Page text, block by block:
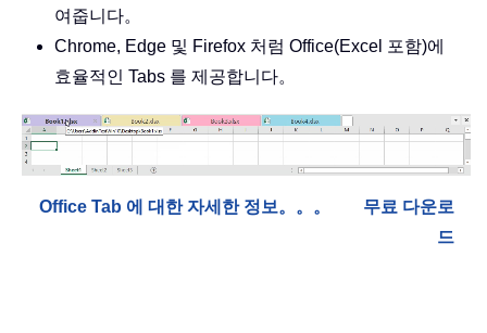
여줍니다。
Chrome, Edge 및 Firefox 처럼 Office(Excel 포함)에
효율적인 Tabs 를 제공합니다。
Office Tab 에 대한 자세한 정보。。。
무료 다운로
드